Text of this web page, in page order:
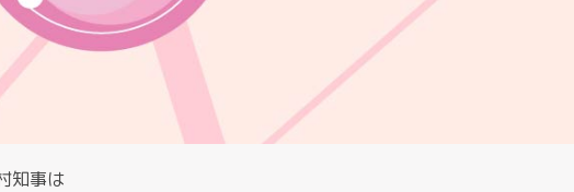
知事は